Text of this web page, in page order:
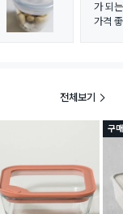
가 되
가격
전체보기
구